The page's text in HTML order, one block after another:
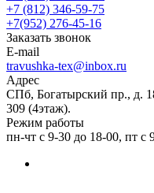
+7 (812) 346-59-75
+7(952) 276-45-16
Заказать звонок
E-mail
travushka-tex@inbox.ru
Адрес
СПб, Богатырский пр., д.
309 (4этаж).
Режим работы
пн-чт с 9-30 до 18-00, пт с